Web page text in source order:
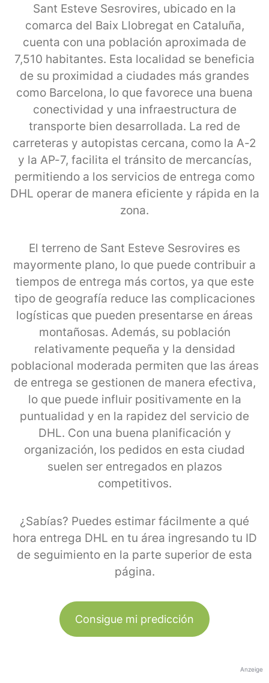
Sant Esteve Sesrovires, ubicado en la
comarca del Baix Llobregat en Cataluña,
cuenta con una población aproximada de
7,510 habitantes. Esta localidad se beneficia
de su proximidad a ciudades más grandes
como Barcelona, lo que favorece una buena
conectividad y una infraestructura de
transporte bien desarrollada. La red de
carreteras y autopistas cercana, como la A-2
y la AP-7, facilita el tránsito de mercancías,
permitiendo a los servicios de entrega como
DHL operar de manera eficiente y rápida en la
zona.
El terreno de Sant Esteve Sesrovires es
mayormente plano, lo que puede contribuir a
tiempos de entrega más cortos, ya que este
tipo de geografía reduce las complicaciones
logísticas que pueden presentarse en áreas
montañosas. Además, su población
relativamente pequeña y la densidad
poblacional moderada permiten que las áreas
de entrega se gestionen de manera efectiva,
lo que puede influir positivamente en la
puntualidad y en la rapidez del servicio de
DHL. Con una buena planificación y
organización, los pedidos en esta ciudad
suelen ser entregados en plazos
competitivos.
¿Sabías? Puedes estimar fácilmente a qué
hora entrega DHL en tu área ingresando tu ID
de seguimiento en la parte superior de esta
página.
Consigue mi predicción
Anzeige